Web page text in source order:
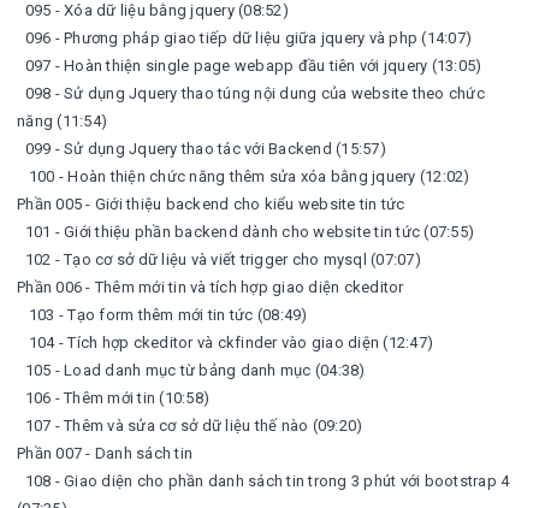
095 - Xóa dữ liệu bằng jquery (08:52)
096 - Phương pháp giao tiếp dữ liệu giữa jquery và php (14:07)
097 - Hoàn thiện single page webapp đầu tiên với jquery (13:05)
098 - Sử dụng Jquery thao túng nội dung của website theo chức
năng (11:54)
099 - Sử dụng Jquery thao tác với Backend (15:57)
100 - Hoàn thiện chức năng thêm sửa xóa bằng jquery (12:02)
Phần 005 - Giới thiệu backend cho kiểu website tin tức
101 - Giới thiệu phần backend dành cho website tin tức (07:55)
102 - Tạo cơ sở dữ liệu và viết trigger cho mysql (07:07)
Phần 006 - Thêm mới tin và tích hợp giao diện ckeditor
103 - Tạo form thêm mới tin tức (08:49)
104 - Tích hợp ckeditor và ckfinder vào giao diện (12:47)
105 - Load danh mục từ bảng danh mục (04:38)
106 - Thêm mới tin (10:58)
107 - Thêm và sửa cơ sở dữ liệu thế nào (09:20)
Phần 007 - Danh sách tin
108 - Giao diện cho phần danh sách tin trong 3 phút với bootstrap 4